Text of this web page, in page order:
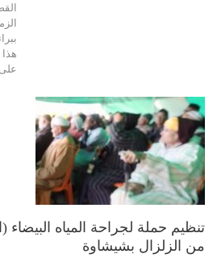
تنظيم حملة لجراحة المياه البيضاء
من الزلزال بشيشاوة